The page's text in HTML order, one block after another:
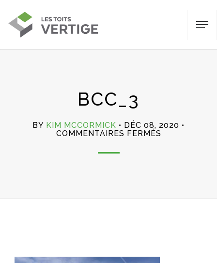
BCC_3
BY KIM MCCORMICK
DÉC 08, 2020
COMMENTAIRES FERMÉS